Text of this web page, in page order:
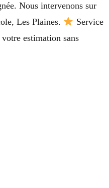
Nous intervenons sur
Les Plaines.
Service
estimation sans